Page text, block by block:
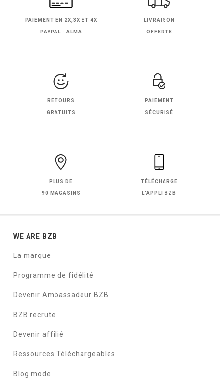
PAIEMENT EN 2X,3X ET 4X
PAYPAL - ALMA
LIVRAISON
OFFERTE
RETOURS
GRATUITS
PAIEMENT
SÉCURISÉ
PLUS DE
90 MAGASINS
TÉLÉCHARGE
L'APPLI BZB
WE ARE BZB
La marque
Programme de fidélité
Devenir Ambassadeur BZB
BZB recrute
Devenir affilié
Ressources Téléchargeables
Blog mode